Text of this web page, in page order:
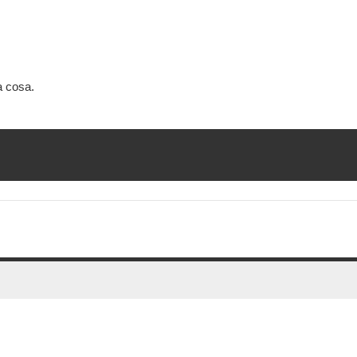
cosa.